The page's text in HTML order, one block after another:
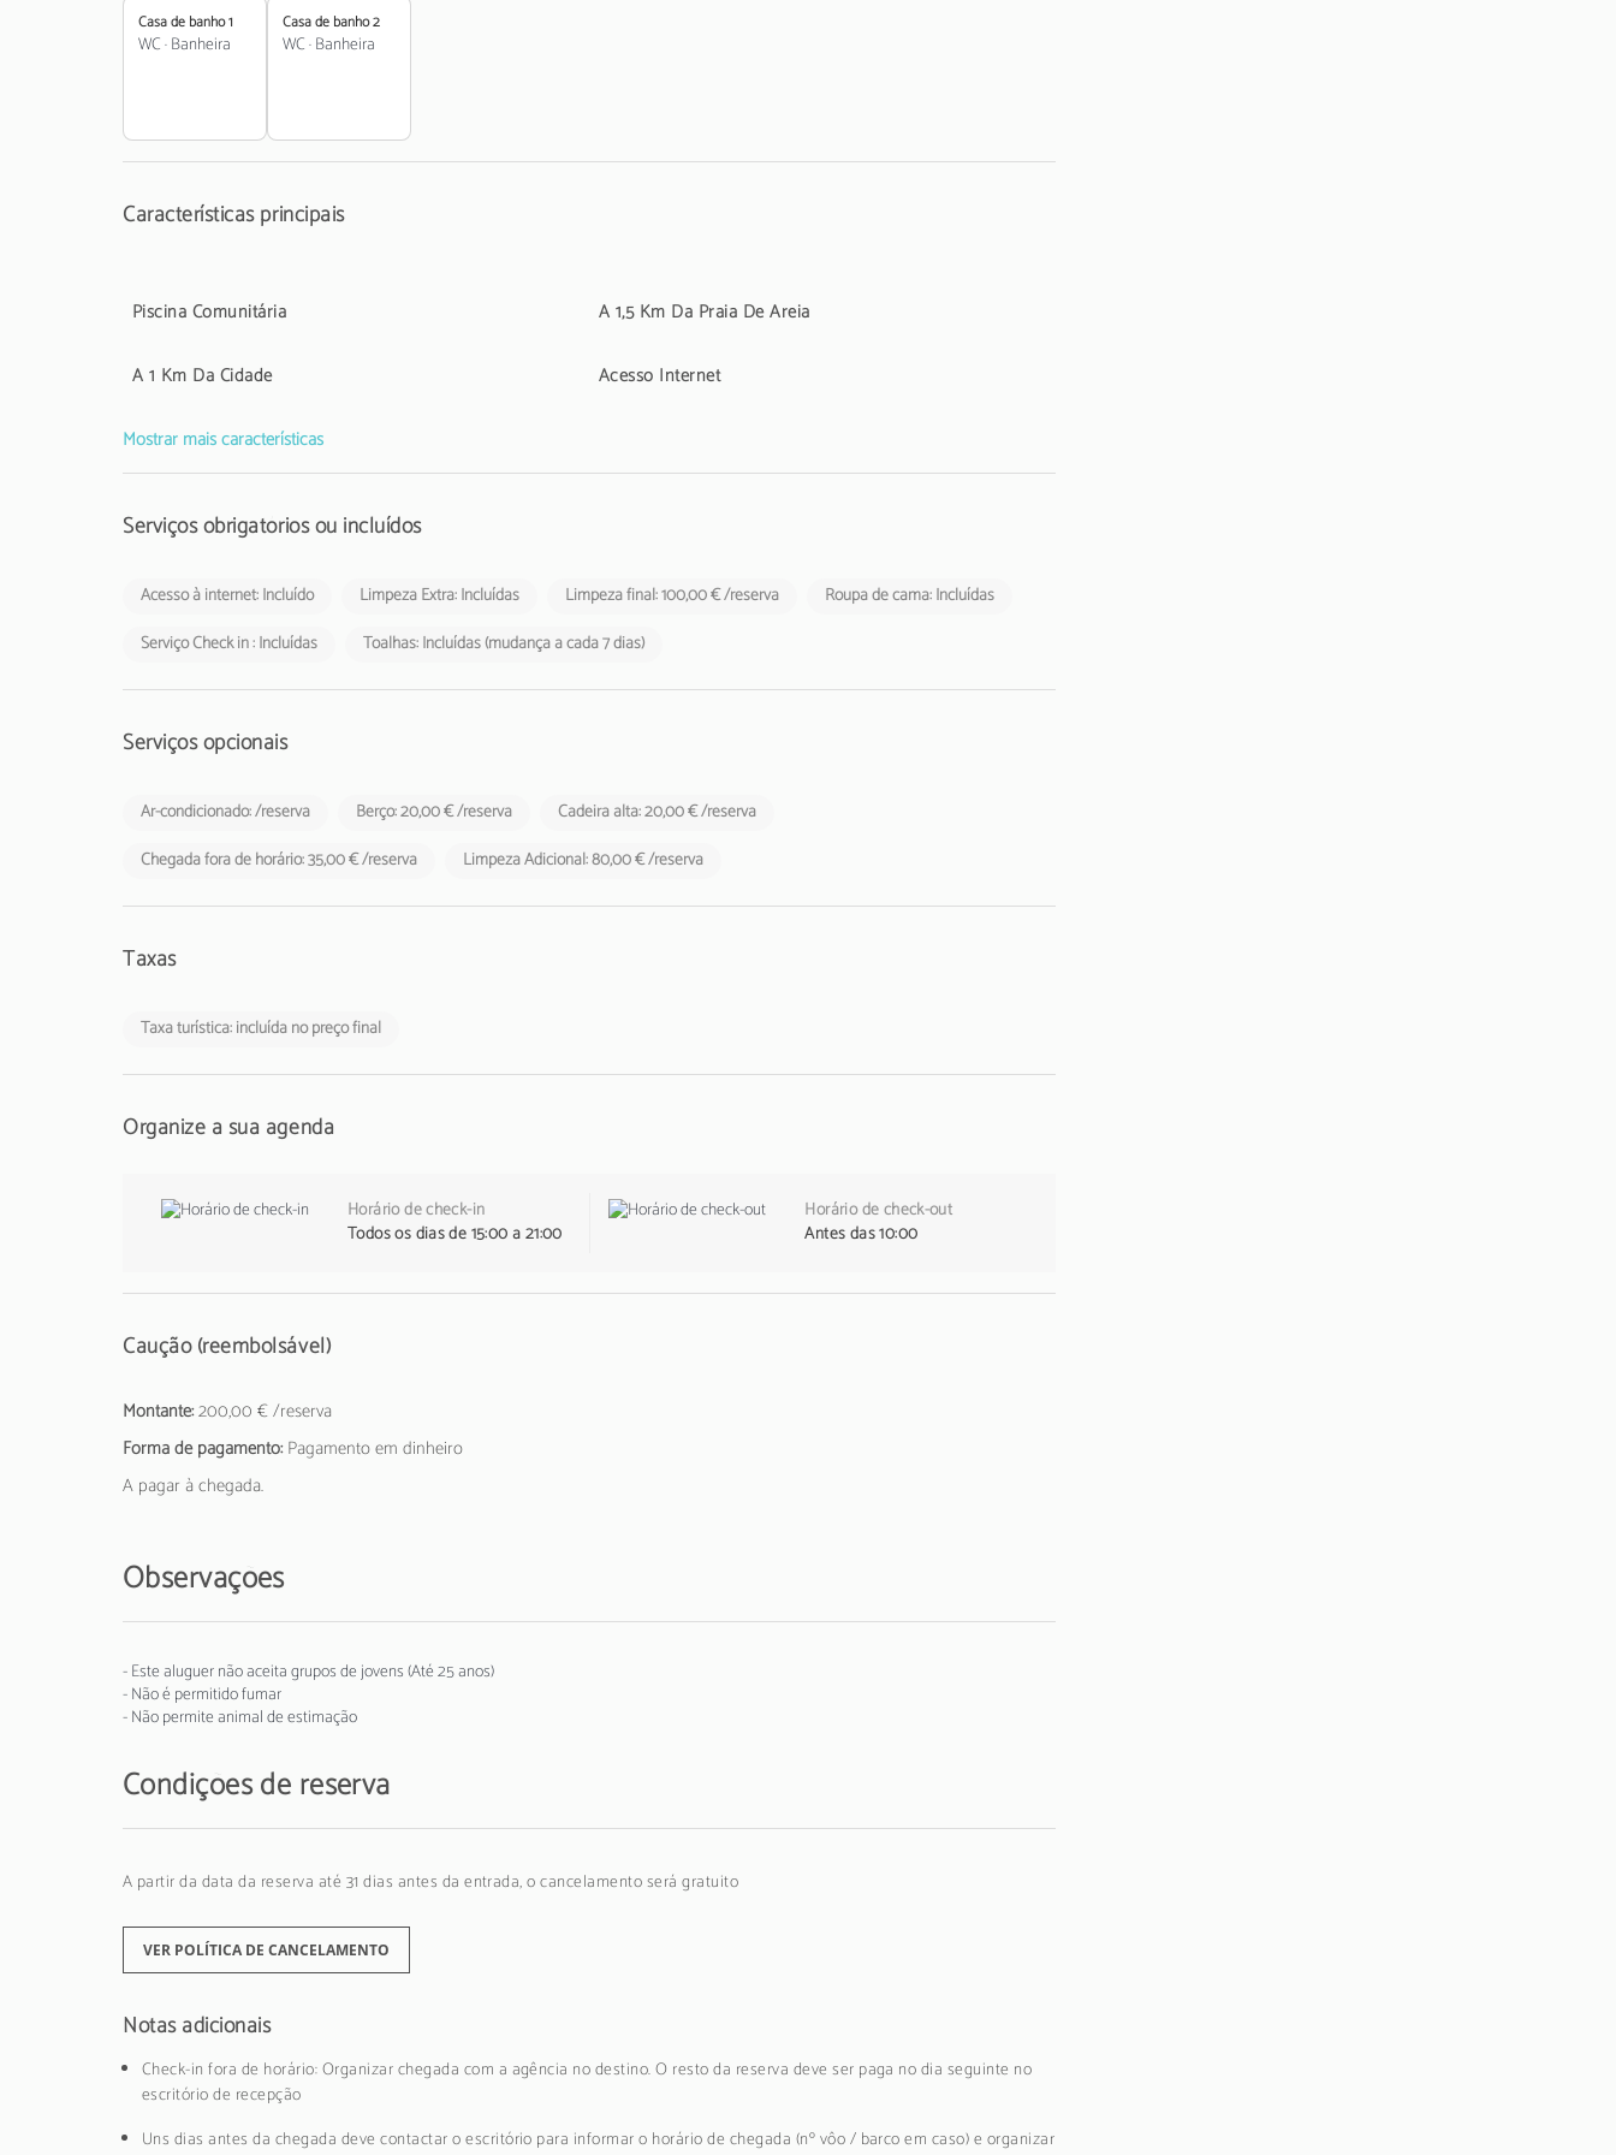
estabelecimentos de alojamento local aos respetivos hóspedes.
Casa de banho 1
WC·Banheira
Casa de banho 2
WC·Banheira
Características principais
Piscina Comunitária A 1,5 Km Da Praia De Areia
A 1 Km Da Cidade Acesso Internet
Mostrar mais características
Serviços obrigatórios ou incluídos
Acesso à internet: Incluído Limpeza Extra: Incluídas Limpeza final: 100,00 € /reserva
Roupa de cama: Incluídas
Serviço Check in : Incluídas
Toalhas: Incluídas (mudança a cada 7 dias)
Serviços opcionais
Ar-condicionado: /reserva Berço: 20,00 € /reserva
Cadeira alta: 20,00 € /reserva
Chegada fora de horário: 35,00 € /reserva
Limpeza Adicional: 80,00 € /reserva
Taxas
Taxa turística: incluída no preço final
Organize a sua agenda
Horário de check-in
Todos os dias de 15:00 a 21:00
Horário de check-out
Antes das 10:00
Caução (reembolsável)
Montante:200,00 € /reserva
Forma de pagamento:Pagamento em dinheiro
A pagar à chegada.
Observações
- Este aluguer não aceita grupos de jovens (Até 25 anos)
- Não é permitido fumar
- Não permite animal de estimação
Condições de reserva
A partir da data da reserva até 31 dias antes da entrada, o cancelamento será gratuito
VER POLÍTICA DE CANCELAMENTO
Notas adicionais
Check-in fora de horário: Organizar chegada com a agência no destino. O resto da reserva deve ser paga no dia seguinte no
escritório de recepção
Uns dias antes da chegada deve contactar o escritório para informar o horário de chegada (nº vôo / barco em caso) e organizar